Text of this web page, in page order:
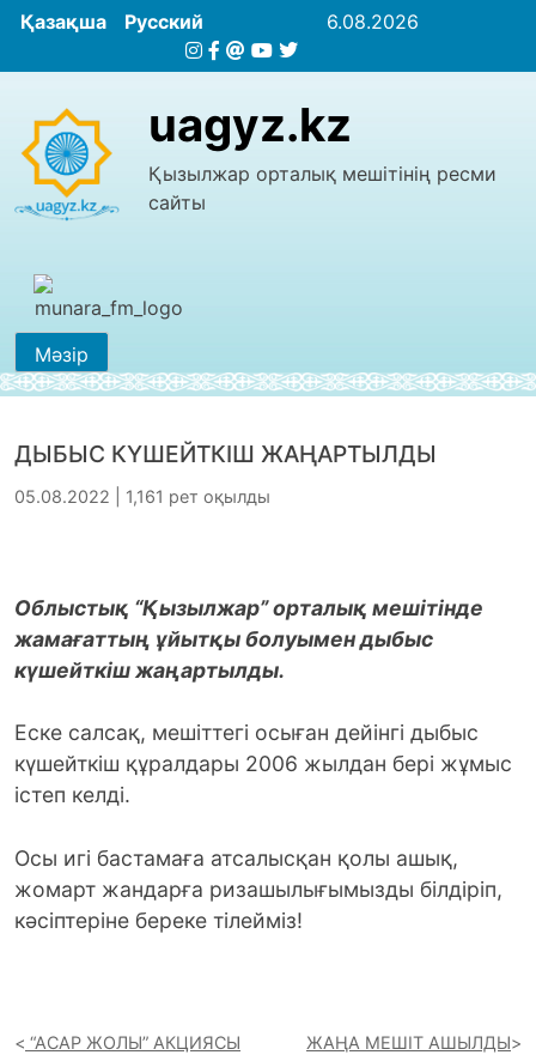
Қазақша Русский 6.08.2026
uagyz.kz
Қызылжар орталық мешітінің ресми
сайты
Мәзір
ДЫБЫС КҮШЕЙТКІШ ЖАҢАРТЫЛДЫ
05.08.2022 | 1,161 рет оқылды
Облыстық “Қызылжар” орталық мешітінде
жамағаттың ұйытқы болуымен дыбыс
күшейткіш жаңартылды.
Еске салсақ, мешіттегі осыған дейінгі дыбыс
күшейткіш құралдары 2006 жылдан бері жұмыс
істеп келді.
Осы игі бастамаға атсалысқан қолы ашық,
жомарт жандарға ризашылығымызды білдіріп,
кәсіптеріне береке тілейміз!
“АСАР ЖОЛЫ” АКЦИЯСЫ
ЖАҢА МЕШІТ АШЫЛДЫ